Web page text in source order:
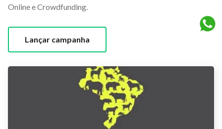
Online e Crowdfunding.
Lançar campanha